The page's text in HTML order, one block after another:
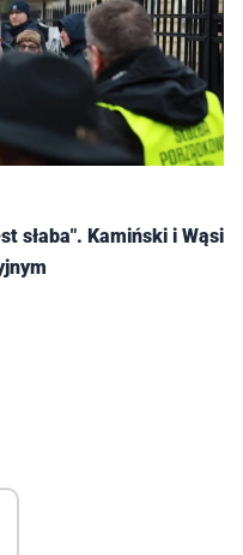
słaba". Kamiński i Wąsik